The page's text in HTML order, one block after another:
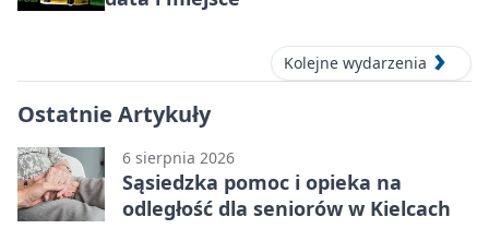
Kolejne wydarzenia
Ostatnie Artykuły
6 sierpnia 2026
Sąsiedzka pomoc i opieka na
odległość dla seniorów w Kielcach